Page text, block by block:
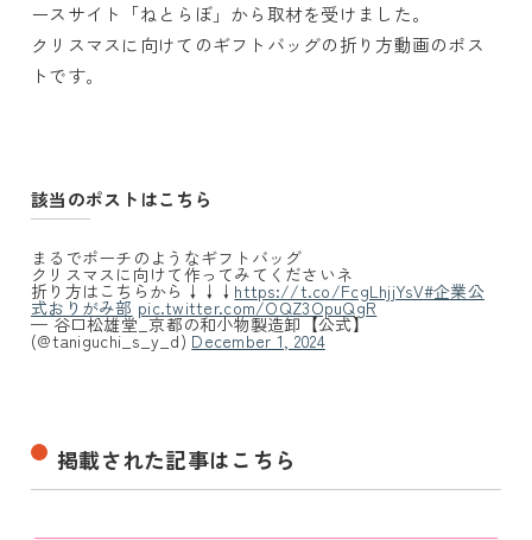
ースサイト「ねとらぼ」から取材を受けました。
クリスマスに向けてのギフトバッグの折り方動画のポス
トです。
該当のポストはこちら
まるでポーチのようなギフトバッグ
クリスマスに向けて作ってみてくださいネ
折り方はこちらから↓↓↓ https://t.co/FcgLhjjYsV#企業公
式おりがみ部 pic.twitter.com/OQZ3OpuQgR
— 谷口松雄堂_京都の和小物製造卸【公式】
(@taniguchi_s_y_d) December 1, 2024
掲載された記事はこちら